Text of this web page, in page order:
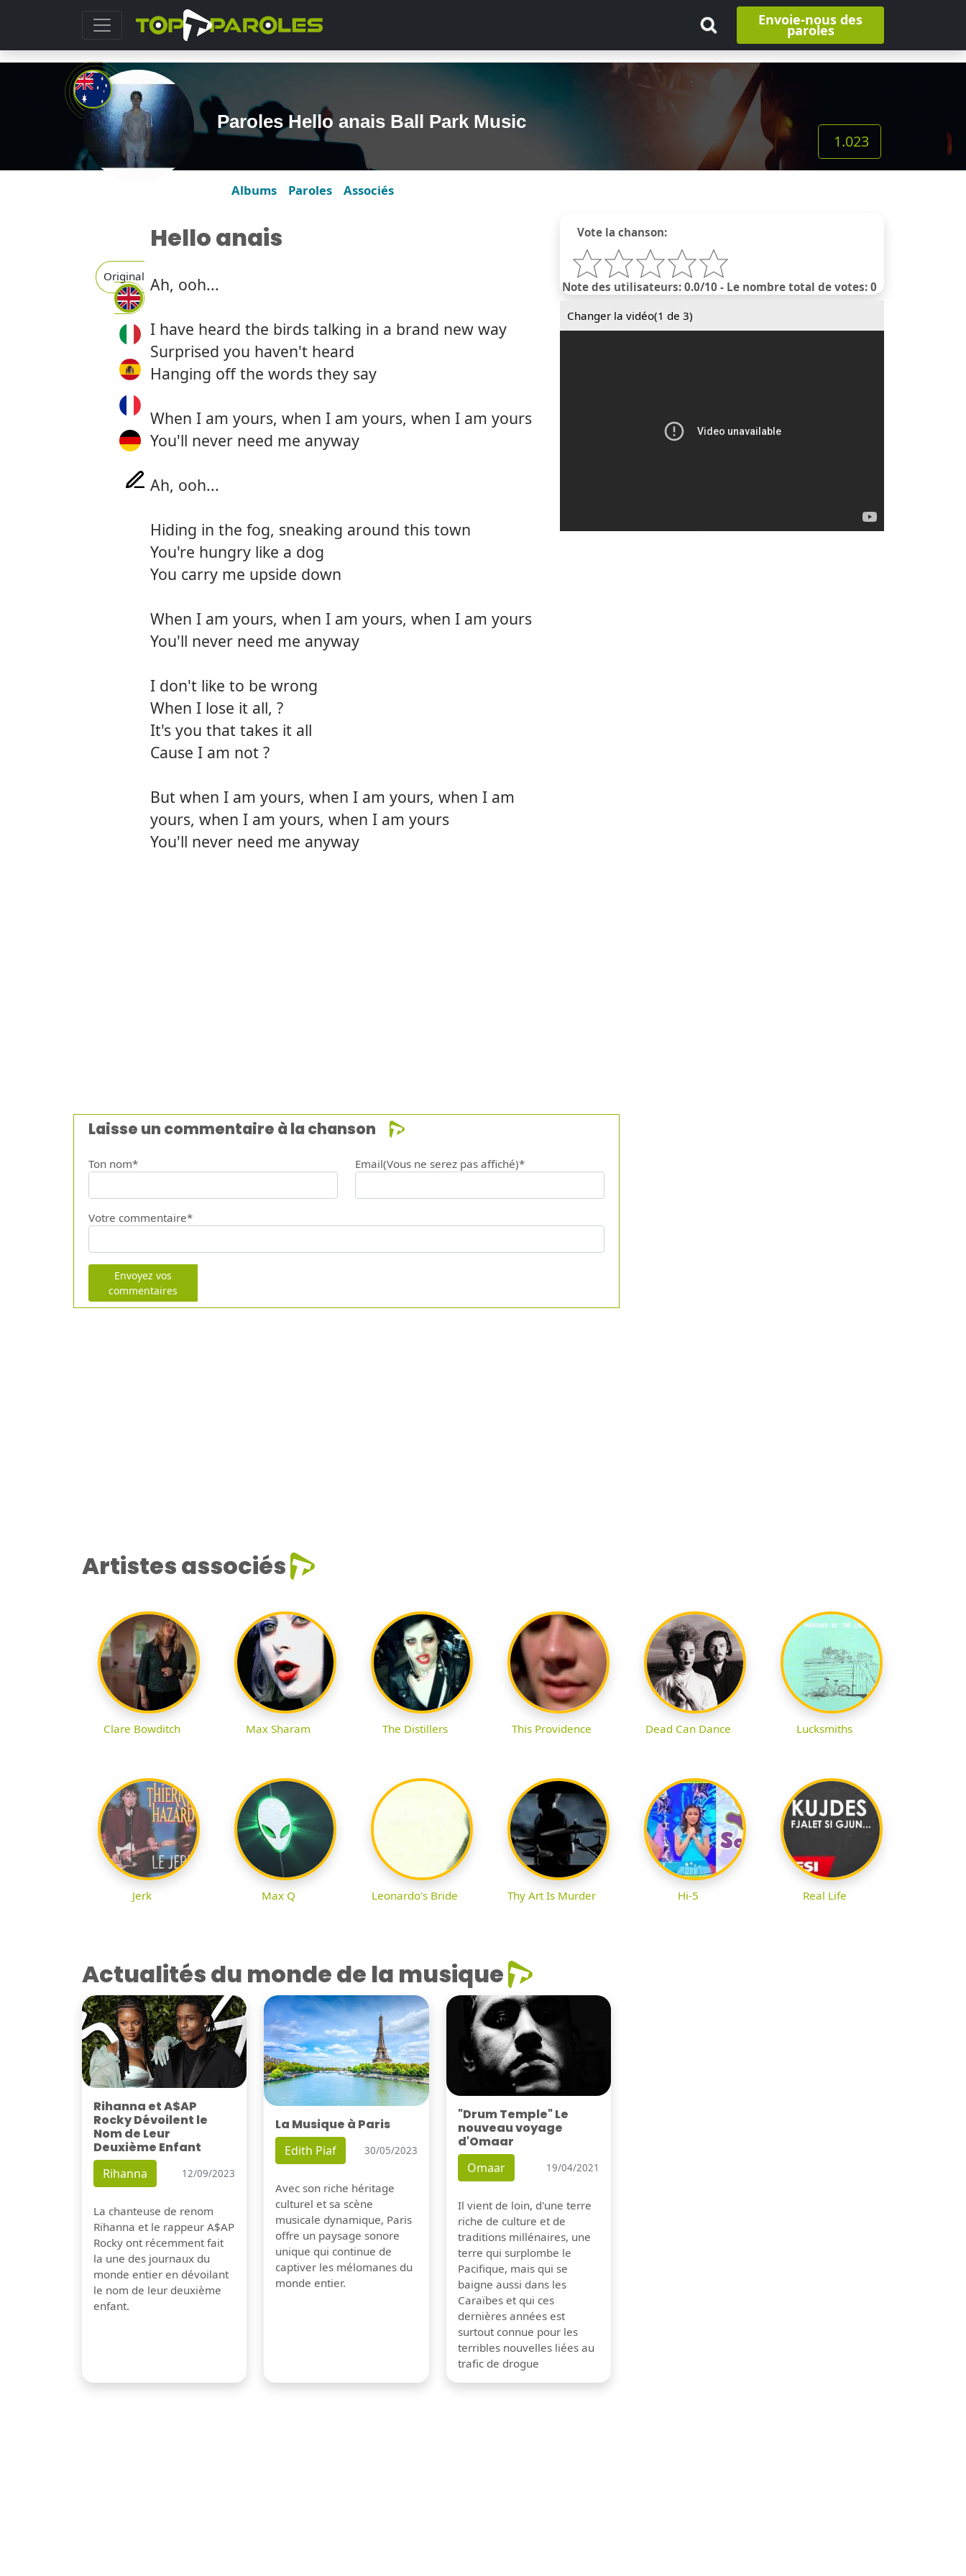
Envoie-nous des
paroles
Paroles Hello anais Ball Park Music
1.023
Albums Paroles Associés
Original
Vote la chanson:
Note des utilisateurs: 0.0/10 - Le nombre total de votes: 0
Changer la vidéo(1 de 3)
Hello anais
Ah, ooh...
I have heard the birds talking in a brand new way
Surprised you haven't heard
Hanging off the words they say
When I am yours, when I am yours, when I am yours
You'll never need me anyway
Ah, ooh...
Hiding in the fog, sneaking around this town
You're hungry like a dog
You carry me upside down
When I am yours, when I am yours, when I am yours
You'll never need me anyway
I don't like to be wrong
When I lose it all, ?
It's you that takes it all
Cause I am not ?
But when I am yours, when I am yours, when I am
yours, when I am yours, when I am yours
You'll never need me anyway
Laisse un commentaire à la chanson
Ton nom* Email(Vous ne serez pas affiché)*
Votre commentaire*
Envoyez vos
commentaires
Artistes associés
Clare Bowditch Max Sharam The Distillers This Providence Dead Can Dance Lucksmiths
Jerk Max Q Leonardo's Bride Thy Art Is Murder Hi-5 Real Life
Actualités du monde de la musique
Rihanna et A$AP
Rocky Dévoilent le
Nom de Leur
Deuxième Enfant
Rihanna 12/09/2023
La chanteuse de renom
Rihanna et le rappeur A$AP
Rocky ont récemment fait
la une des journaux du
monde entier en dévoilant
le nom de leur deuxième
enfant.
La Musique à Paris
Edith Piaf 30/05/2023
Avec son riche héritage
culturel et sa scène
musicale dynamique, Paris
offre un paysage sonore
unique qui continue de
captiver les mélomanes du
monde entier.
"Drum Temple" Le
nouveau voyage
d'Omaar
Omaar 19/04/2021
Il vient de loin, d'une terre
riche de culture et de
traditions millénaires, une
terre qui surplombe le
Pacifique, mais qui se
baigne aussi dans les
Caraïbes et qui ces
dernières années est
surtout connue pour les
terribles nouvelles liées au
trafic de drogue